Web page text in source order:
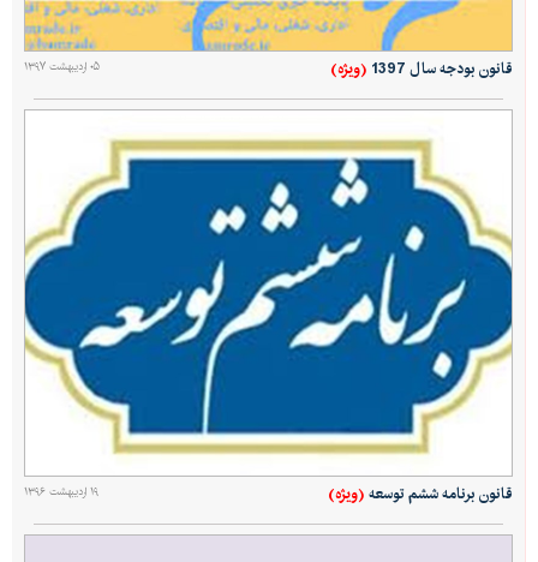
۰۵ اردیبهشت ۱۳۹۷ قانون بودجه سال 1397 (ویژه)
۱۹ اردیبهشت ۱۳۹۶ قانون برنامه ششم توسعه(ویژه)